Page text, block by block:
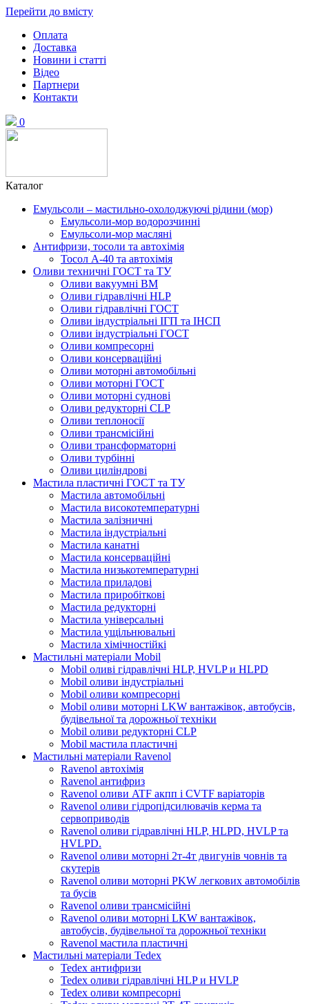
Перейти до вмісту
Оплата
Доставка
Новини і статті
Відео
Партнери
Контакти
0
Каталог
Емульсоли – мастильно-охолоджуючі рідини (мор)
Емульсоли-мор водорозчинні
Емульсоли-мор масляні
Антифризи, тосоли та автохімія
Тосол А-40 та автохімія
Оливи техничні ГОСТ та ТУ
Оливи вакуумні ВМ
Оливи гідравлічні HLP
Оливи гідравлічні ГОСТ
Оливи індустріальні ІГП та ІНСП
Оливи індустріальні ГОСТ
Оливи компресорні
Оливи консерваційні
Оливи моторні автомобільні
Оливи моторні ГОСТ
Оливи моторні суднові
Оливи редукторні CLP
Оливи теплоносії
Оливи трансмісійні
Оливи трансформаторні
Оливи турбінні
Оливи циліндрові
Мастила пластичні ГОСТ та ТУ
Мастила автомобільні
Мастила високотемпературні
Мастила залізничні
Мастила індустріальні
Мастила канатні
Мастила консерваційні
Мастила низькотемпературні
Мастила приладові
Мастила приробіткові
Мастила редукторні
Мастила універсальні
Мастила ущільнювальні
Мастила хімічностійкі
Мастильні матеріали Mobil
Mobil оливі гідравлічні HLP, HVLP и HLPD
Mobil оливи індустріальні
Mobil оливи компресорні
Mobil оливи моторні LKW вантажівок, автобусів,
будівельної та дорожньої техніки
Mobil оливи редукторні CLP
Mobil мастила пластичні
Мастильні матеріали Ravenol
Ravenol автохімія
Ravenol антифриз
Ravenol оливи ATF акпп і CVTF варіаторів
Ravenol оливи гідропідсилювачів керма та
сервоприводів
Ravenol оливи гідравлічні HLP, HLPD, HVLP та
HVLPD.
Ravenol оливи моторні 2т-4т двигунів човнів та
скутерів
Ravenol оливи моторні PKW легкових автомобілів
та бусів
Ravenol оливи трансмісійні
Ravenol оливи моторні LKW вантажівок,
автобусів, будівельної та дорожньої техніки
Ravenol мастила пластичні
Мастильні матеріали Tedex
Tedex антифризи
Tedex оливи гідравлічні HLP и HVLP
Tedex оливи компресорні